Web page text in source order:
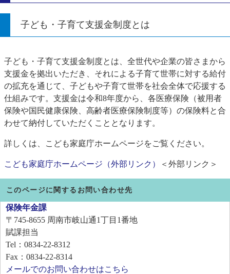
子ども・子育て支援金制度とは
子ども・子育て支援金制度とは、全世代や企業の皆さまから
支援金を拠出いただき、それによる子育て世帯に対する給付
の拡充を通じて、子どもや子育て世帯を社会全体で応援する
仕組みです。支援金は令和8年度から、各医療保険（被用者
保険や国民健康保険、高齢者医療保険制度等）の保険料と合
わせて納付していただくこととなります。
詳しくは、こども家庭庁ホームページをご覧ください。
こども家庭庁ホームページ（外部リンク） ＜外部リンク＞
このページに関するお問い合わせ先
保険年金課
〒745-8655 周南市岐山通1丁目1番地
賦課担当
Tel：0834-22-8312
Fax：0834-22-8314
メールでのお問い合わせはこちら